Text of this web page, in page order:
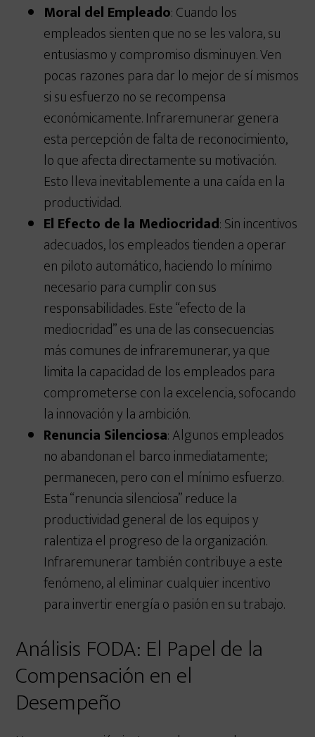
Moral del Empleado: Cuando los
empleados sienten que no se les valora, su
entusiasmo y compromiso disminuyen. Ven
pocas razones para dar lo mejor de sí mismos
si su esfuerzo no se recompensa
económicamente. Infraremunerar genera
esta percepción de falta de reconocimiento,
lo que afecta directamente su motivación.
Esto lleva inevitablemente a una caída en la
productividad.
El Efecto de la Mediocridad: Sin incentivos
adecuados, los empleados tienden a operar
en piloto automático, haciendo lo mínimo
necesario para cumplir con sus
responsabilidades. Este “efecto de la
mediocridad” es una de las consecuencias
más comunes de infraremunerar, ya que
limita la capacidad de los empleados para
comprometerse con la excelencia, sofocando
la innovación y la ambición.
Renuncia Silenciosa: Algunos empleados
no abandonan el barco inmediatamente;
permanecen, pero con el mínimo esfuerzo.
Esta “renuncia silenciosa” reduce la
productividad general de los equipos y
ralentiza el progreso de la organización.
Infraremunerar también contribuye a este
fenómeno, al eliminar cualquier incentivo
para invertir energía o pasión en su trabajo.
Análisis FODA: El Papel de la
Compensación en el
Desempeño